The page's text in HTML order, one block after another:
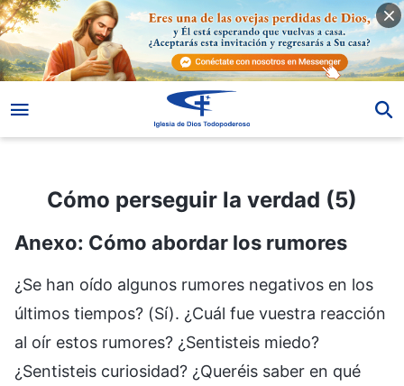
Cómo perseguir la verdad (5)
Cómo perseguir la verdad (5)
Anexo: Cómo abordar los rumores
¿Se han oído algunos rumores negativos en los últimos tiempos? (Sí). ¿Cuál fue vuestra reacción al oír estos rumores? ¿Sentisteis miedo? ¿Sentisteis curiosidad? ¿Queréis saber en qué consisten estos rumores? (No queremos saberlo, porque ya sabemos que el gran dragón rojo suele inventarse rumores de la nada. Diga lo que diga, es falso. Por tanto, no nos interesan los detalles de estos rumores y no queremos intentar entender las palabras endiabladas que dice). El gran dragón rojo inventa toda clase de rumores para desorientar y corromper a las personas, y muchas se desorientan después de oír los rumores. Algunas se asustan y no se atreven a aceptar el camino verdadero; a algunas que lo han aceptado también les entran dudas y ya no quieren creer en Dios. Estas personas, antes de oír los rumores del gran dragón rojo, parecían tener fe en Dios sin ninguna duda y estaban dispuestas a seguir a Dios y hacer su deber. Pero después de oír los rumores, de inmediato desarrollan dudas y ya no tienen ánimo para seguir a Dios ni para hacer su deber. En particular, algunos de aquellos a los que arresta el gran dragón rojo, bajo la coacción de su cruel tortura, se rinden y niegan el nombre de Dios, y los hay que firman las “Tres declaraciones” e incluso se ven obligados a insultar a Dios verbalmente. Hay bastantes de esas personas. Todos habéis oído muchos rumores y propaganda negativa y además habéis visto que después de que el gran dragón rojo arresta a los creyentes en Dios, les lava el cerebro; de hecho, ha desorientado a bastantes personas. Asimismo, también usa a aquellos que traicionan a Dios para rendir servicio a él, haciéndoles vigilar la iglesia, seguir y espiar a los creyentes en Dios. A fin de erradicar la creencia religiosa y eliminar a la iglesia de Dios, el gran dragón rojo trata la represión y el arresto del pueblo escogido de Dios como un importante trabajo nacional, como una misión política, y lo lleva a cabo con gran meticulosidad y esfuerzo. Esto provoca que muchos creyentes en Dios sientan miedo, de modo que no se atreven a creer en Él ni a hacer su deber. En especial, después de oír los rumores inventados por el gran dragón rojo, muchas personas se desorientan. En cuanto a estos rumores, hace mucho que la casa de Dios los resumió y discernió, así que no hay necesidad de que los discutamos aquí. Si de veras te ves en la situación de que te han arrestado y el gran dragón rojo utiliza estos rumores para intentar lavarte el cerebro, te obliga a posicionarte y a firmar las “Tres declaraciones”, ¿qué deberías hacer? Ahora sabéis que todos los rumores que inventa el gran dragón rojo son falsos, que desorientan y engañan. Aunque vuestra postura sea la de no escucharlos, no fijaros en ellos ni creerlos, si te pusieran delante estos rumores, de modo que los oyeras, los vieras e incluso pensaras que son hechos reales, ¿influirían sobre ti? ¿Qué pensarías en tu corazón? ¿Querrías conocer la verdad sobre los hechos? ¿Querrías verificarlos? En cuanto a que el gran dragón rojo invente rumores para desorientar e intimidar a la gente o que se sirva de rumores y del ateísmo para lavarle el cerebro y llevar a cabo un trabajo ideológico, ¿hace falta que compartamos la verdad a fin de inocular a las personas? ¿Es este un punto del trabajo necesario? Hay quien dice: “El gran dragón rojo lleva muchísimos años inventando rumores sobre nosotros, en especial rumores sobre Cristo, sobre el hombre al que usa el Espíritu Santo y sobre la iglesia y el trabajo de esta. Nunca los hemos aclarado, nunca hemos dado un paso al frente para dejar claros nuestra postura y punto de vista, nunca nos hemos defendido; ¿es esto lo apropiado?”. Algunas personas, desde que empezaron a creer en Dios hasta ahora, nunca han sido capaces de discernir claramente los diversos rumores del gran dragón rojo y del mundo religioso. En su corazón, siempre han tenido un signo de interrogación en lo que respecta a estas cosas. Este signo de interrogación no significa una falta total de creencia ni tampoco una creencia total; en su lugar, significa que se ciñen a una opinión entre dos aguas respecto a estos asuntos, piensan que todas estas cosas podrían ser rumores inventados por el gran dragón rojo o bien podrían ser hechos. ¿Este “podrían ser” refleja una perspectiva de buscar la verdad? (No). Es una perspectiva de creer que hace falta verificar y confirmar los rumores, o bien una perspectiva de esperar y observar, de esperar a que las personas informadas desvelen algunas circunstancias reales. Decidme, ¿qué consecuencias pensáis que resultarán de que las personas tengan alguna de estas dos perspectivas? ¿Están en peligro tales personas? ¿Cuál de estas dos perspectivas puede permitirles mantenerse firmes? (Ninguna de estas dos perspectivas puede permitir que las personas se mantengan firmes. Si alguien tiene este pensamiento de “podría ser”, muestra que todavía no tiene certeza sobre el camino verdadero y aún tiene dentro de sí elementos de escepticismo. En este caso, los rumores se convierten en una gran tentación para él. Si las personas no pueden tener certezas sobre el camino verdadero, no pueden creer en la verdad ni pueden desentrañar la esencia del gran dragón rojo, en realidad se hallan en gran peligro). Estas personas, a día de hoy, todavía no tienen certeza sobre el camino verdadero. ¿Cuál es su esencia? (En esencia, son incrédulas). Son incrédulas. ¿Hay muchas personas que tengan alguna de estas dos perspectivas? Ciertamente, hay bastantes. Cuando estas personas oyen rumores, desarrollan dudas sobre Dios en su corazón y quieren llegar al fondo de los rumores, averiguar si son verdaderos o falsos. Sin embargo, como no saben cómo buscar la verdad para resolver este asunto, al final, simplemente permiten que se quede sin resolver. De hecho, este problema todavía existe en su corazón y no se resuelve. Cuando oís estos rumores, ¿buscáis la verdad? ¿Buscáis la verdad para diseccionar y discernir los rumores o examináis los rumores uno a uno para distinguir si son correctos o incorrectos y ver si son verdaderos o falsos en realidad? Después de oír los rumores, solo pensáis en vuestro fuero interno que no son ciertos, que esto es puramente el gran dragón rojo que inventa rumores y lleva a cabo una campaña de desprestigio, pero no los refutáis según la verdad y los hechos y, en realidad, todavía tenéis algunas dudas en vuestro corazón y simplemente usáis estos enunciados doctrinales para resolver vuestras dudas. ¿Puede permitir que os mantengáis firmes el pensar así? ¿Es esto buscar la verdad? ¿Muestra esto que entendéis la verdad y la habéis obtenido? ¿Se ha resuelto el problema de raíz? (No). Por tanto, ¿queréis usar la verdad para resolver este problema, de modo que podáis discernir estos rumores, que no os desorienten, no tengáis preguntas de ningún tipo en vuestro corazón y se descarten por completo vuestras dudas, sospechas y cautela hacia Mí? Algunas personas piensan: “Desde el momento en que empezamos a creer en Dios hasta ahora, hemos estado escuchando Tus sermones y aceptando Tu riego y pastoreo, además de haber obtenido algún provecho y de haber avanzado. Sin embargo, en realidad no hemos vivido ni tenido contacto real contigo como persona. Por tanto, nos hallamos en la ignorancia total y no estamos informados en absoluto sobre qué clase de persona eres, cómo es Tu personalidad y calidad humana, así como qué clase de vida llevas”. Es decir, en lo que respecta a las diversas manifestaciones y revelaciones de la humanidad de esta carne, además de Mi vida, Mi postura y Mis manifestaciones específicas a la hora de lidiar con las personas y los asuntos, la gente siempre ha colocado signos de interrogación en estas cosas y ha albergado recelo hacia ellas. Por un lado, que las personas alberguen este recelo surge de que no tengan certeza al cien por cien respecto a la encarnación de Dios y, por otro lado, surge de que estén influidas por los rumores del mundo religioso o del gran dragón rojo porque su entendimiento de la verdad es demasiado superficial. Así pues, hacéis muchas especulaciones sobre Mí. Por supuesto, el contenido de estas especulaciones ciertamente no es positivo ni apropiado; ciertamente contiene algunos elementos oscuros y negativos. ¿Es albergar estas especulaciones algo bueno o malo para vosotros? ¿Es una carga, una atadura o un impulso? ¿Qué pensáis? (Si las personas tienen estas especulaciones negativas en su corazón, no es algo bueno, sino una carga. Causará que la gente se proteja contra Dios; no ayudará en nada a su creencia en Él). ¿Qué impacto tienen estas cosas negativas en vosotros? ¿Qué consecuencias causarán? En ciertos entornos, ¿son estas cosas peligrosas para ti? (Sí). Dado que estas cosas son una carga y no son una cosa buena para ti, ¿deberías usar la verdad para resolverlas? ¿O deberías apartarlas a un lado, ignorarlas y no pensar en ellas, esperar a que surja realmente un asunto para abordarlas? ¿Cuál es vuestra postura? (Cuando oía rumores, los dejaba de lado y los ignoraba de veras. Pero justo ahora, por medio de la enseñanza de Dios, me he dado cuenta de que cuando surgen estos problemas, se deben resolver con la verdad. De lo contrario, uno no puede librarse de esta carga en su corazón y, en ciertas situaciones, puede llevar a malas consecuencias, incluso a ser escéptico con Dios y negarlo, lo cual es muy peligroso). Aunque dices de palabra que estos son rumores, si nunca los disciernes de veras ni tienes la postura correcta hacia ellos y siempre cargas con estas cosas negativas en tu corazón, entonces te verás a menudo limitado por ellos. Estos rumores serán como una bomba de relojería para ti, preparada para explotar en cualquier momento y lugar. Las consecuencias de esto serán sin duda inimaginables y volarás en pedazos. ¿Acaso no son aquellos que firman las “Tres declaraciones” los que han detonado la bomba y se han volado a sí mismos en pedazos? Después de que firman las “Tres declaraciones”, el gran dragón ro